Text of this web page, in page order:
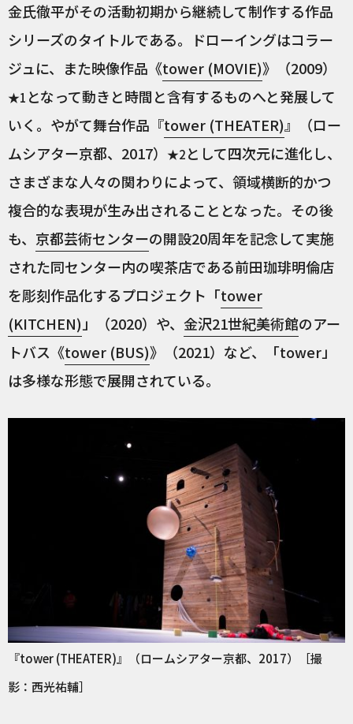
金氏徹平がその活動初期から継続して制作する作品
シリーズのタイトルである。ドローイングはコラー
ジュに、また映像作品《tower (MOVIE)》（2009）
★1 となって動きと時間と含有するものへと発展して
いく。やがて舞台作品『tower (THEATER)』（ロー
ムシアター京都、2017）
★2として四次元に進化し、
さまざまな人々の関わりによって、領域横断的かつ
複合的な表現が生み出されることとなった。その後
も、 京都芸術センターの開設20周年を記念して実施
された同センター内の喫茶店である前田珈琲明倫店
を彫刻作品化するプロジェクト「tower
(KITCHEN) 」（2020）や、 金沢21世紀美術館のアー
トバス《tower (BUS)》（2021）など、「tower」
は多様な形態で展開されている。
『tower (THEATER)』（ロームシアター京都、2017）［撮
影：西光祐輔］